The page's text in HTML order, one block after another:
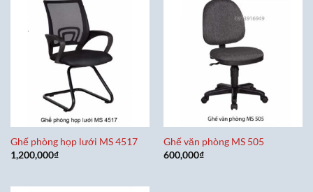
Ghế phòng họp lưới MS 4517
1,200,000₫
Ghế văn phòng MS 505
600,000₫